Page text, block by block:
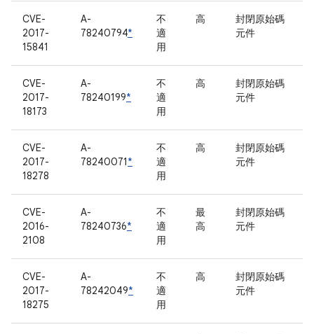
CVE-
2017-
15841
A-
78240794*
不
適
用
高
封閉原始碼
元件
CVE-
2017-
18173
A-
78240199*
不
適
用
高
封閉原始碼
元件
CVE-
2017-
18278
A-
78240071*
不
適
用
高
封閉原始碼
元件
CVE-
2016-
2108
A-
78240736*
不
適
用
最
高
封閉原始碼
元件
CVE-
2017-
18275
A-
78242049*
不
適
用
高
封閉原始碼
元件